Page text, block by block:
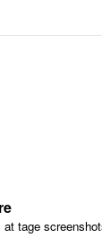
tage